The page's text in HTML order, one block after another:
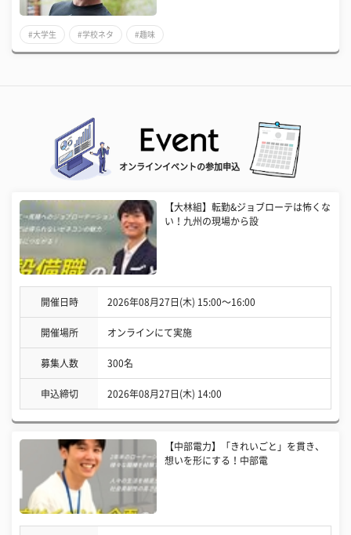
#大学生 #学校ネタ #趣味
オンラインイベントの参加申込
【大林組】転勤&ジョブローテは怖くな
い！九州の現場から設
開催日時 2026年08月27日(木) 15:00〜16:00
開催場所 オンラインにて実施
募集人数 300名
申込締切 2026年08月27日(木) 14:00
【中部電力】「きれいごと」を貫き、
想いを形にする！中部電